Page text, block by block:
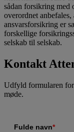
sådan forsikring med
overordnet
ansvarsforsikring er
forskellige
selskab til selskab.
Kontakt
Udfyld formularen
møde.
Fulde navn*